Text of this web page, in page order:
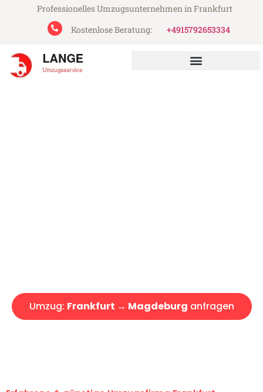
Professionelles Umzugsunternehmen in Frankfurt
Kostenlose Beratung:
+4915792653334
Umzug: Frankfurt → Magdeburg anfragen